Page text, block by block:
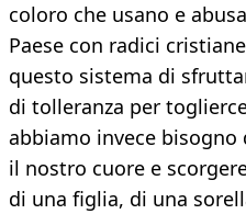
coloro che usano e
Paese con radici
questo sistema di
di tolleranza per
abbiamo invece
il nostro cuore e
di una figlia, di una